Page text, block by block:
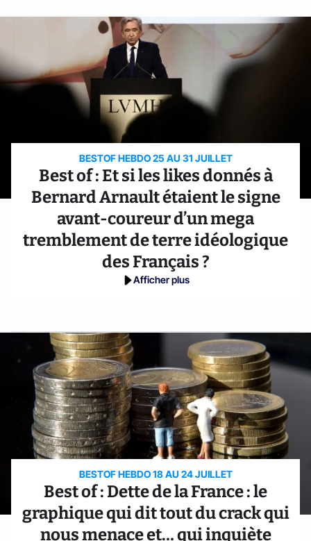
BESTOF HEBDO 25 AU 31 JUILLET
Best of : Et si les likes donnés à
Bernard Arnault étaient le signe
avant-coureur d’un mega
tremblement de terre idéologique
des Français ?
Afficher plus
BESTOF HEBDO 18 AU 24 JUILLET
Best of : Dette de la France : le
graphique qui dit tout du crack qui
nous menace et… qui inquiète